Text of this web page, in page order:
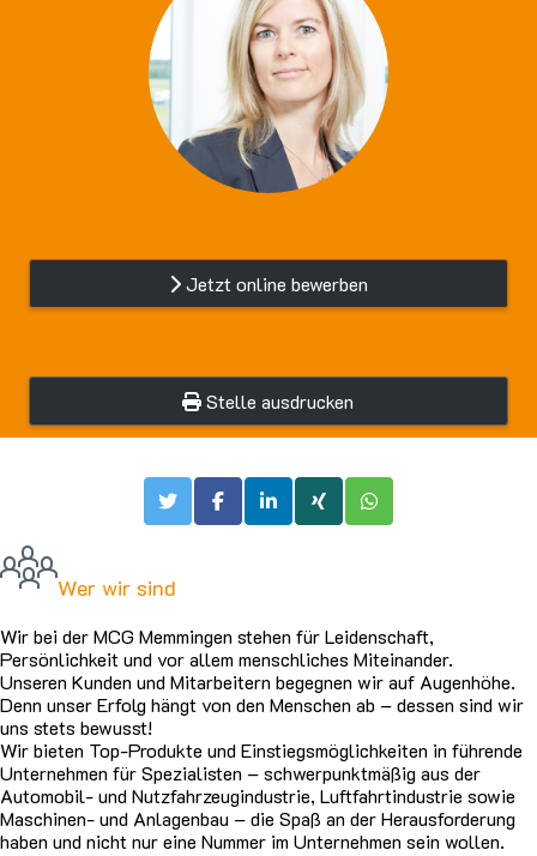
Jetzt online bewerben
Stelle ausdrucken
Wer wir sind
Wir bei der MCG Memmingen stehen für Leidenschaft,
Persönlichkeit und vor allem menschliches Miteinander.
Unseren Kunden und Mitarbeitern begegnen wir auf Augenhöhe.
Denn unser Erfolg hängt von den Menschen ab – dessen sind wir
uns stets bewusst!
Wir bieten Top-Produkte und Einstiegsmöglichkeiten in führende
Unternehmen für Spezialisten – schwerpunktmäßig aus der
Automobil- und Nutzfahrzeugindustrie, Luftfahrtindustrie sowie
Maschinen- und Anlagenbau – die Spaß an der Herausforderung
haben und nicht nur eine Nummer im Unternehmen sein wollen.